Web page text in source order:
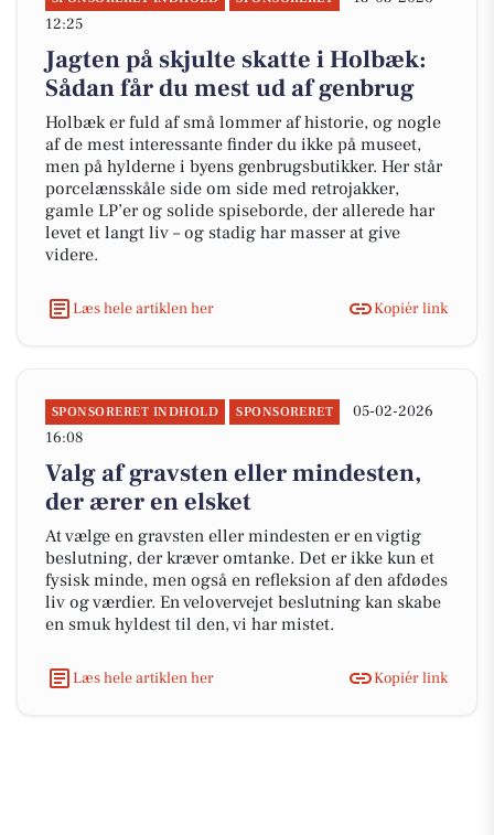
12:25
Jagten på skjulte skatte i Holbæk:
Sådan får du mest ud af genbrug
Holbæk er fuld af små lommer af historie, og nogle
af de mest interessante finder du ikke på museet,
men på hylderne i byens genbrugsbutikker. Her står
porcelænsskåle side om side med retrojakker,
gamle LP’er og solide spiseborde, der allerede har
levet et langt liv – og stadig har masser at give
videre.
Læs hele artiklen her Kopiér link
SPONSORERET INDHOLD SPONSORERET
05-02-2026
16:08
Valg af gravsten eller mindesten,
der ærer en elsket
At vælge en gravsten eller mindesten er en vigtig
beslutning, der kræver omtanke. Det er ikke kun et
fysisk minde, men også en refleksion af den afdødes
liv og værdier. En velovervejet beslutning kan skabe
en smuk hyldest til den, vi har mistet.
Læs hele artiklen her Kopiér link